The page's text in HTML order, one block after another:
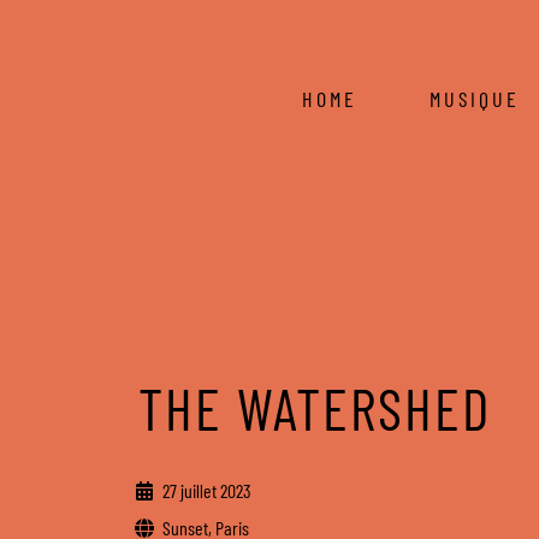
HOME MUSIQUE
THE WATERSHED
27 juillet 2023
Sunset, Paris